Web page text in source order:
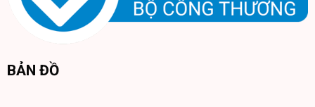
BẢN ĐỒ